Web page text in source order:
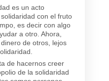
es un acto
con el fruto
es decir con algo
a otro. Ahora,
de otros, lejos
de hacernos creer
de la solidaridad